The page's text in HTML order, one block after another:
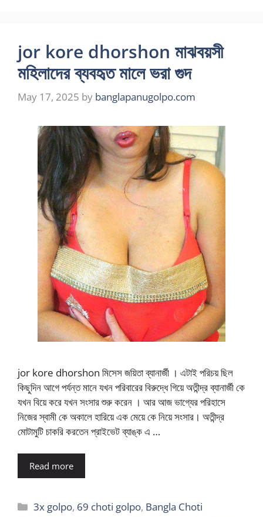
jor kore dhorshon মাঝবয়সী
মহিলাদের ব্যবহৃত মালে ভরা গুদ
May 17, 2025 by banglapanugolpo.com
jor kore dhorshon মিসেস জয়িতা ব্যানার্জী । এটাই পরিচয় ছিল
কিছুদিন আগে পর্যন্ত মানে যখন পরিবারের বিরুদ্ধে গিয়ে অতীন্দ্র ব্যানার্জী কে
যখন বিয়ে করে যখন সংসার শুরু করেন । আর আজ ভাগ্যের পরিহাসে
নিজের স্বামী কে অকালে হারিয়ে এক মেয়ে কে নিয়ে সংসার। অতীন্দ্র
মোটামুটি চাকরি করতেন প্রাইভেট ব্যাঙ্ক এ …
Read more
Categories
3x golpo, 69 choti golpo, Bangla Choti